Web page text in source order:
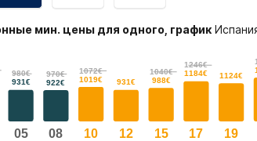
мин. цены для одного, график